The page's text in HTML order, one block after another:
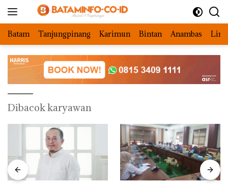
Batam Tanjungpinang Karimun Bintan Anambas
Dibacok karyawan